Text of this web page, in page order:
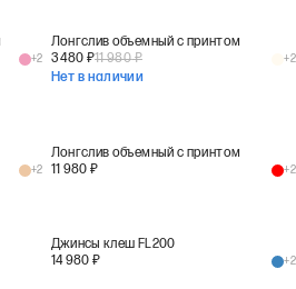
+2
Лонгслив объемный с принтом
3 480 ₽11 980₽
Нет в наличии
+2
+2
Лонгслив объемный с принтом
11 980 ₽ +2
Джинсы клеш FL200
14 980 ₽ +2